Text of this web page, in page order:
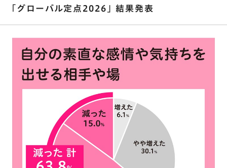
｢グローバル定点2026｣ 結果発表